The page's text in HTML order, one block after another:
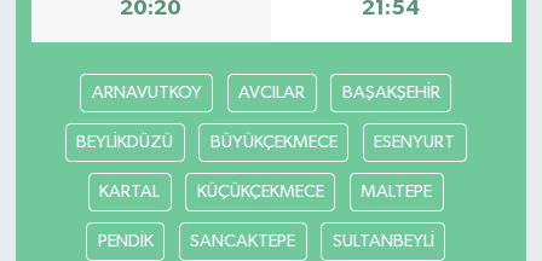
20:20 21:54
ARNAVUTKOY AVCILAR BAŞAKŞEHİR
BEYLİKDÜZÜ BÜYÜKÇEKMECE ESENYURT
KARTAL KÜÇÜKÇEKMECE MALTEPE
PENDİK SANCAKTEPE SULTANBEYLİ